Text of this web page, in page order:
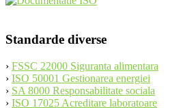
Standarde diverse
› FSSC 22000 Siguranta alimentara
› ISO 50001 Gestionarea energiei
› SA 8000 Responsabilitate sociala
› ISO 17025 Acreditare laboratoare